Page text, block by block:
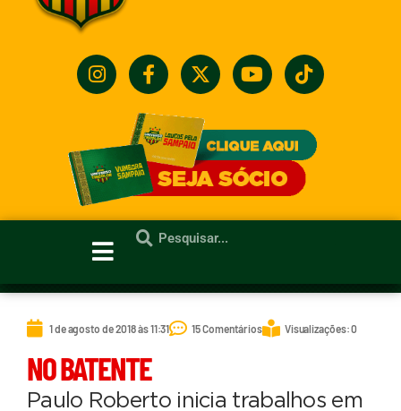
1 de agosto de 2018 às 11:31 15 Comentários Visualizações: 0
NO BATENTE
Paulo Roberto inicia trabalhos em